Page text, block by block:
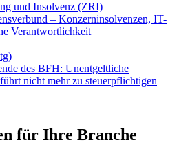
und Insolvenz (ZRI)
– Konzerninsolvenzen, IT-
Verantwortlichkeit
des BFH: Unentgeltliche
nicht mehr zu steuerpflichtigen
für Ihre Branche